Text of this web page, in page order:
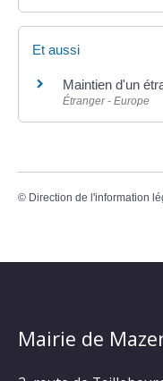
Et aussi
Maintien d'un
Étranger - Europe
© Direction de l'information
Mairie de